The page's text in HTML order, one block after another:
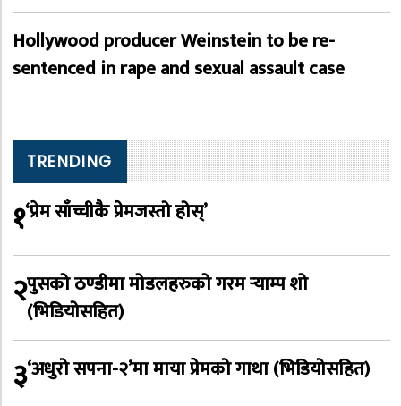
Hollywood producer Weinstein to be re-
sentenced in rape and sexual assault case
TRENDING
१‘प्रेम साँच्चीकै प्रेमजस्तो होस्’
२पुसको ठण्डीमा मोडलहरुको गरम र्‍याम्प शो
(भिडियोसहित)
३‘अधुरो सपना-२’मा माया प्रेमको गाथा (भिडियोसहित)